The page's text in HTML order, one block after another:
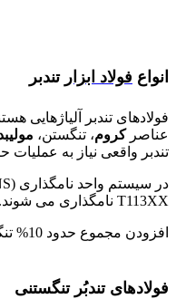
انواع فولاد ابزار تندبر
عناصرکروم، تنگستن،
تندبر واقعی نیاز به عملیات
T113XX نامگذاری می شوند. در استاندارد ASTM هفت نوع گرید تنگستنی و 17 نوع گرید مولیبدنی به رسمیت شناخته شده است.
افزودن مجموع حدود 10% تنگستن و مولیبدن راندمان سختی و استحکام فولادهای تندبر را پیشینه کرده و کمک می کند. که این فولادها در دماهای بالا این خواص را حفظ کنند.
فولادهای تندبُر تنگستنی